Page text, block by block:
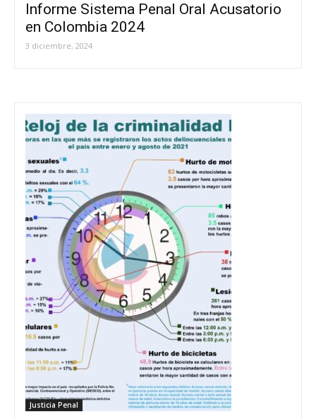
Informe Sistema Penal Oral Acusatorio
en Colombia 2024
3 diciembre, 2024
Justicia Penal